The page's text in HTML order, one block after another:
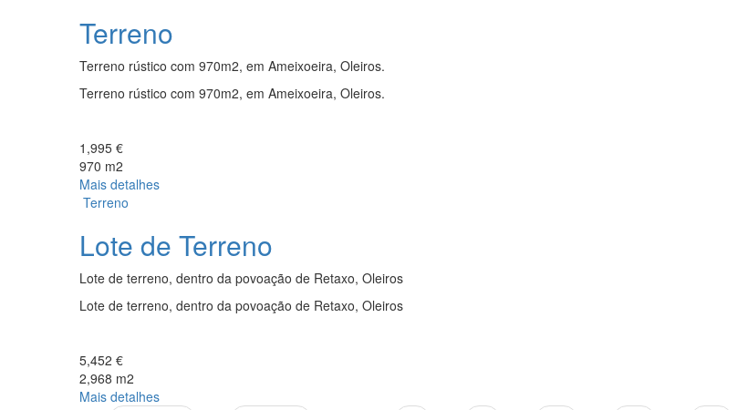
Terreno
Terreno rústico com 970m2, em Ameixoeira, Oleiros.
Terreno rústico com 970m2, em Ameixoeira, Oleiros.
1,995 €
970 m2
Mais detalhes
Terreno
Lote de Terreno
Lote de terreno, dentro da povoação de Retaxo, Oleiros
Lote de terreno, dentro da povoação de Retaxo, Oleiros
5,452 €
2,968 m2
Mais detalhes